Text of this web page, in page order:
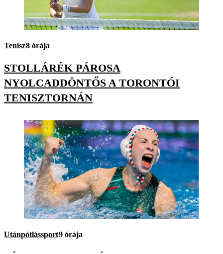
Tenisz8 órája
STOLLÁRÉK PÁROSA
NYOLCADDÖNTŐS A TORONTÓI
TENISZTORNÁN
Utánpótlássport9 órája